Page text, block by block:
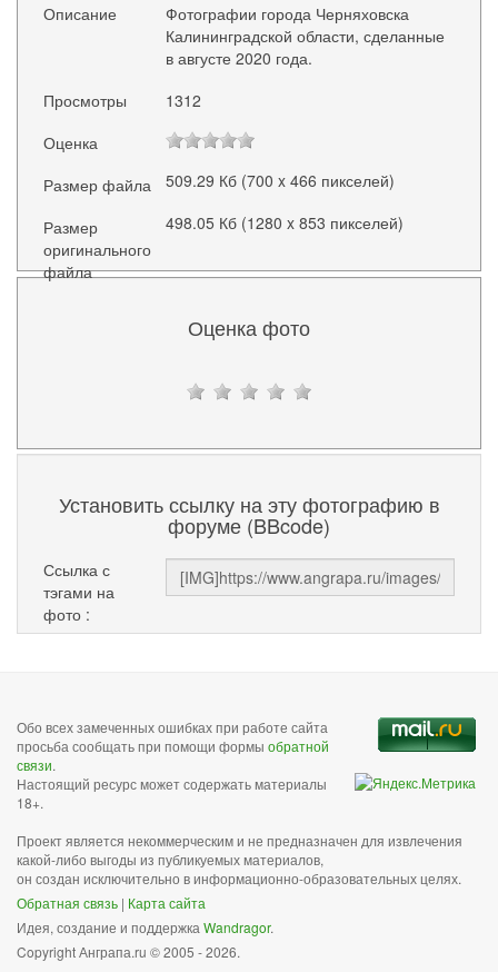
Описание
Фотографии города Черняховска
Калининградской области, сделанные
в августе 2020 года.
Просмотры
1312
Оценка
Размер файла
509.29 Кб (700 x 466 пикселей)
Размер
оригинального
файла
498.05 Кб (1280 x 853 пикселей)
Оценка фото
Установить ссылку на эту фотографию в
форуме (BBcode)
Ссылка с
тэгами на
фото :
Обо всех замеченных ошибках при работе сайта
просьба сообщать при помощи формы обратной
связи.
Настоящий ресурс может содержать материалы
18+.
Проект является некоммерческим и не предназначен для извлечения
какой-либо выгоды из публикуемых материалов,
он создан исключительно в информационно-образовательных целях.
Обратная связь | Карта сайта
Идея, создание и поддержка Wandragor.
Copyright Анграпа.ru © 2005 - 2026.